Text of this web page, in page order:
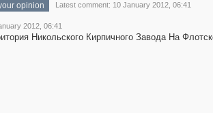
opinion Latest comment: 10 January 2012, 06:41
2012, 06:41
Никольского Кирпичного Завода На